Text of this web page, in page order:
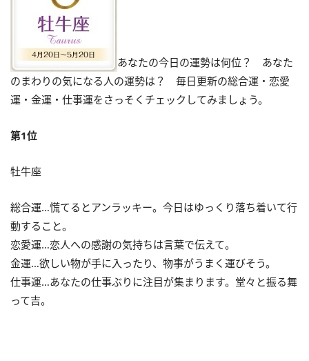
あなたの今日の運勢は何位？ あなた
のまわりの気になる人の運勢は？ 毎日更新の総合運・恋愛
運・金運・仕事運をさっそくチェックしてみましょう。
第1位
牡牛座
総合運…慌てるとアンラッキー。今日はゆっくり落ち着いて行
動すること。
恋愛運…恋人への感謝の気持ちは言葉で伝えて。
金運…欲しい物が手に入ったり、物事がうまく運びそう。
仕事運…あなたの仕事ぶりに注目が集まります。堂々と振る舞
って吉。